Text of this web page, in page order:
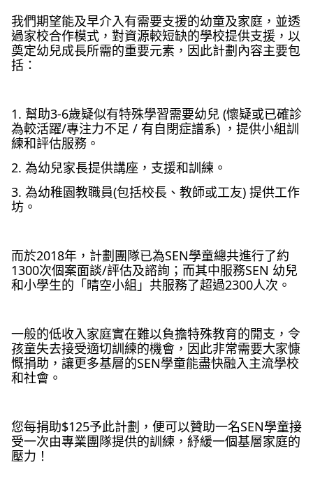
我們期望能及早介入有需要支援的幼童及家庭，並透
過家校合作模式，對資源較短缺的學校提供支援，以
奠定幼兒成長所需的重要元素，因此計劃內容主要包
括：
1. 幫助3-6歲疑似有特殊學習需要幼兒 (懷疑或已確診
為較活躍/專注力不足 / 有自閉症譜系) ，提供小組訓
練和評估服務。
2. 為幼兒家長提供講座，支援和訓練。
3. 為幼稚園教職員(包括校長、教師或工友) 提供工作
坊。
而於2018年，計劃團隊已為SEN學童總共進行了約
1300次個案面談/評估及諮詢；而其中服務SEN 幼兒
和小學生的「晴空小組」共服務了超過2300人次。
一般的低收入家庭實在難以負擔特殊教育的開支，令
孩童失去接受適切訓練的機會，因此非常需要大家慷
慨捐助，讓更多基層的SEN學童能盡快融入主流學校
和社會。
您每捐助$125予此計劃，便可以贊助一名SEN學童接
受一次由專業團隊提供的訓練，紓緩一個基層家庭的
壓力！